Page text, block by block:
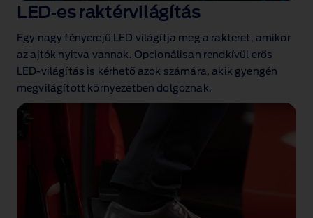
LED‑es raktérvilágítás
Egy nagy fényerejű LED világítja meg a rakteret, amikor
az ajtók nyitva vannak. Opcionálisan rendkívül erős
LED‑világítás is kérhető azok számára, akik gyengén
megvilágított környezetben dolgoznak.